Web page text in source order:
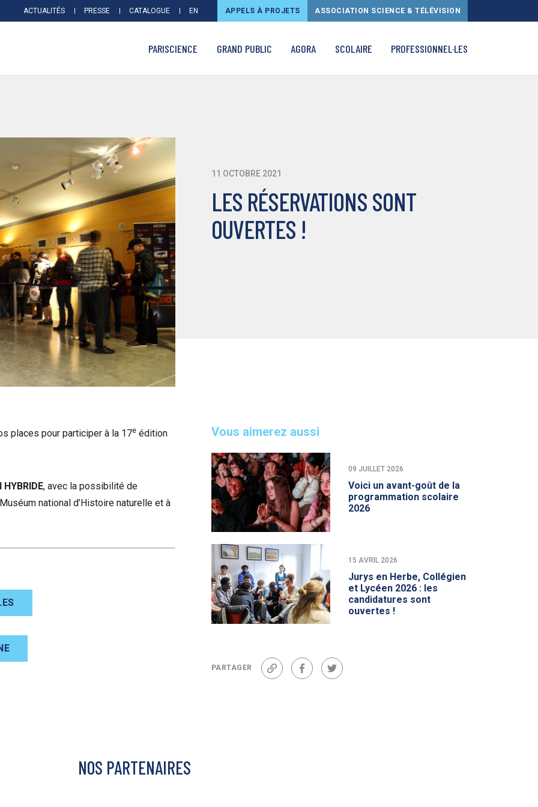
ACTUALITÉS PRESSE CATALOGUE EN APPELS À PROJETS ASSOCIATION SCIENCE & TÉLÉVISION
PARISCIENCE GRAND PUBLIC AGORA SCOLAIRE PROFESSIONNEL·LES
11 OCTOBRE 2021
LES RÉSERVATIONS SONT
OUVERTES !
places pour participer à la 17e édition
HYBRIDE, avec la possibilité de
national d’Histoire naturelle et à
Vous aimerez aussi
09 JUILLET 2026
Voici un avant-goût de la
programmation scolaire
2026
15 AVRIL 2026
Jurys en Herbe, Collégien
et Lycéen 2026 : les
candidatures sont
ouvertes !
PARTAGER
Lien FacebookTwitter
NOS PARTENAIRES